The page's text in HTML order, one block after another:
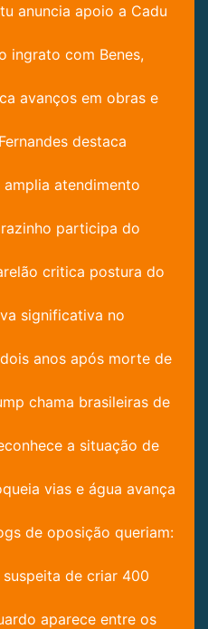
anuncia apoio a Cadu
ingrato com Benes,
avanços em obras e
destaca
amplia atendimento
participa do
critica postura do
significativa no
anos após morte de
chama brasileiras de
a situação de
vias e água avança
de oposição queriam:
de criar 400
aparece entre os